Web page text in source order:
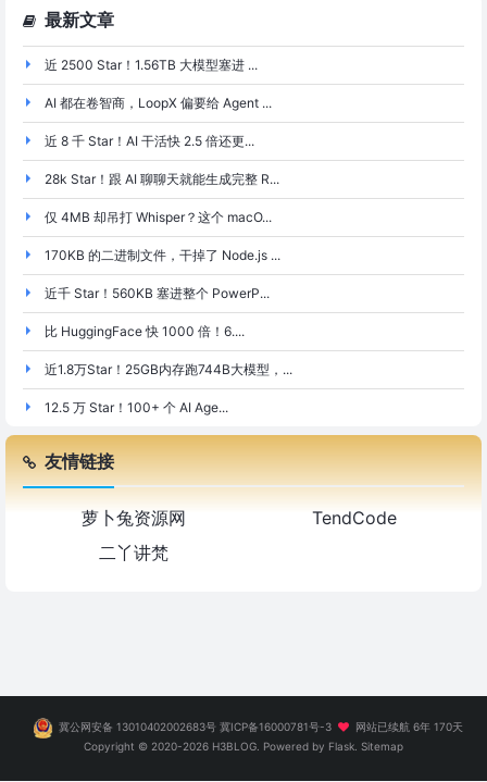
最新文章
近 2500 Star！1.56TB 大模型塞进 ...
AI 都在卷智商，LoopX 偏要给 Agent ...
近 8 千 Star！AI 干活快 2.5 倍还更...
28k Star！跟 AI 聊聊天就能生成完整 R...
仅 4MB 却吊打 Whisper？这个 macO...
170KB 的二进制文件，干掉了 Node.js ...
近千 Star！560KB 塞进整个 PowerP...
比 HuggingFace 快 1000 倍！6....
近1.8万Star！25GB内存跑744B大模型，...
12.5 万 Star！100+ 个 AI Age...
友情链接
萝卜兔资源网
TendCode
二丫讲梵
冀公网安备 13010402002683号 冀ICP备16000781号-3
网站已续航 6年 170天
Copyright © 2020-2026 H3BLOG . Powered by Flask. Sitemap